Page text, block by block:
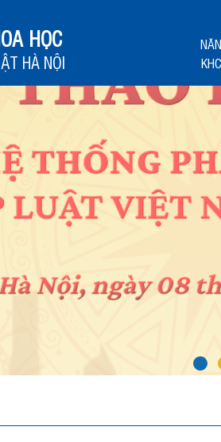
HỌC
HÀ NỘI